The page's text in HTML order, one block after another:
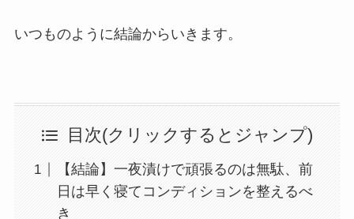
いつものように結論からいきます。
目次(クリックするとジャンプ)
【結論】一夜漬けで頑張るのは無駄、前
日は早く寝てコンディションを整えるべ
き